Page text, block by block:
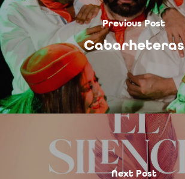
Previous Post
Cabarheteras
Next Post